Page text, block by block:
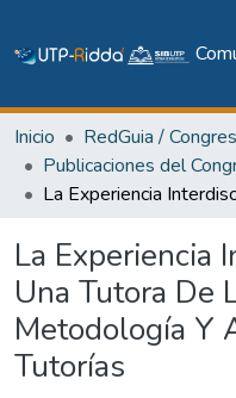
Inicio
La Experiencia
Una Tutora De
Metodología Y
Tutorías